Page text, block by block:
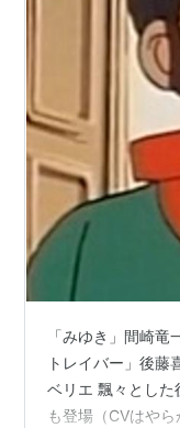
ーマン・スレイ
ぜんまいざむ
超時空要塞マク
マクロス7（エ
バッカーノ！（
らんま1/2（天道
ゲーム
スカイ・クロラ
FINAL
「みゆき」間崎
トレイバー」後
ベリエ 飄々とした
も登場（CVはや